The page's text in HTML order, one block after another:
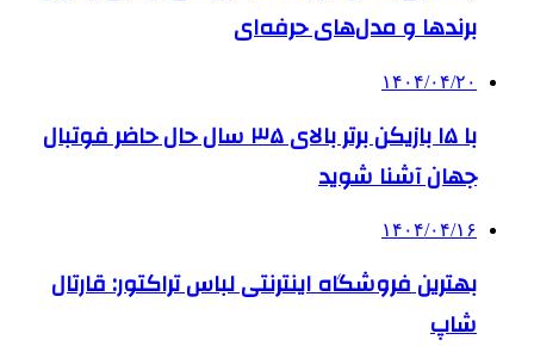
برندها و مدل‌های حرفه‌ای
۱۴۰۴/۰۴/۲۰
با ۱۵ بازیکن برتر بالای ۳۵ سال حال حاضر فوتبال
جهان آشنا شوید
۱۴۰۴/۰۴/۱۶
بهترین فروشگاه اینترنتی لباس تراکتور: قارتال
شاپ